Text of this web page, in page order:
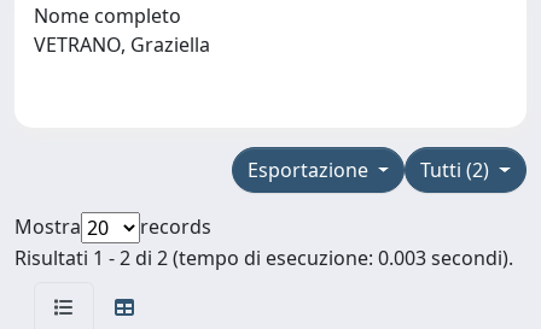
Nome completo
VETRANO, Graziella
Tutti (2)
Esportazione
Mostra
records
Risultati 1 - 2 di 2 (tempo di esecuzione: 0.003 secondi).